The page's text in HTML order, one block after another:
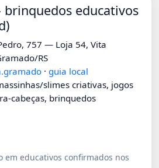
educativos
757 — Loja 54, Vita
RS
· guia local
slimes criativas, jogos
cabeças, brinquedos
em educativos confirmados nos